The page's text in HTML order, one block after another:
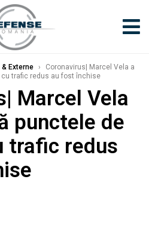
Externe ›
Coronavirus| Marcel Vela a
trafic redus au fost închise
Marcel Vela
punctele de
trafic redus